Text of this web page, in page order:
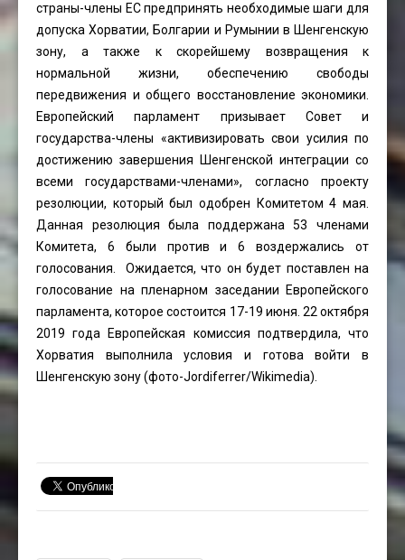
страны-члены ЕС предпринять необходимые шаги для
допуска Хорватии, Болгарии и Румынии в Шенгенскую
зону, а также к скорейшему возвращения к
нормальной жизни, обеспечению свободы
передвижения и общего восстановление экономики.
Европейский парламент призывает Совет и
государства-члены «активизировать свои усилия по
достижению завершения Шенгенской интеграции со
всеми государствами-членами», согласно проекту
резолюции, который был одобрен Комитетом 4 мая.
Данная резолюция была поддержана 53 членами
Комитета, 6 были против и 6 воздержались от
голосования. Ожидается, что он будет поставлен на
голосование на пленарном заседании Европейского
парламента, которое состоится 17-19 июня. 22 октября
2019 года Европейская комиссия подтвердила, что
Хорватия выполнила условия и готова войти в
Шенгенскую зону (фото-Jordiferrer/Wikimedia).